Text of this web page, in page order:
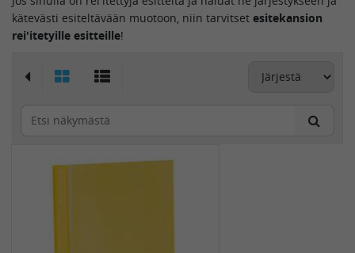
kätevästi esiteltävään muotoon, niin tarvitset esitekansion
rei'itetyille esitteille!